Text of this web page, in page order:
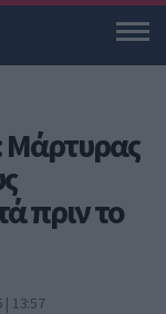
Μάρτυρας
πριν το
| 13:57